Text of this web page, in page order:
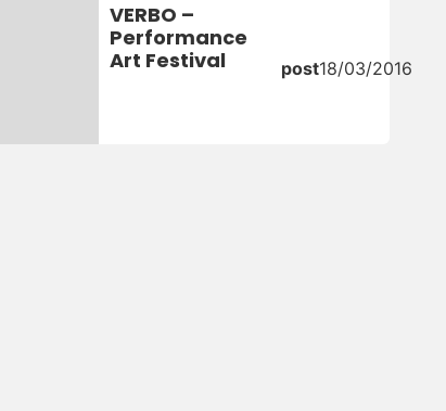
VERBO –
Performance
Art Festival
post18/03/2016